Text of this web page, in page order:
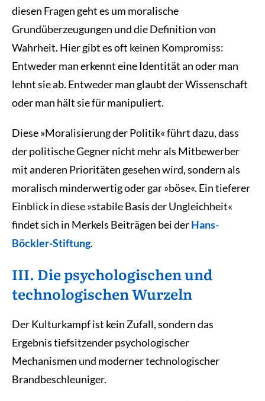
diesen Fragen geht es um moralische
Grundüberzeugungen und die Definition von
Wahrheit. Hier gibt es oft keinen Kompromiss:
Entweder man erkennt eine Identität an oder man
lehnt sie ab. Entweder man glaubt der Wissenschaft
oder man hält sie für manipuliert.
Diese »Moralisierung der Politik« führt dazu, dass
der politische Gegner nicht mehr als Mitbewerber
mit anderen Prioritäten gesehen wird, sondern als
moralisch minderwertig oder gar »böse«. Ein tieferer
Einblick in diese »stabile Basis der Ungleichheit«
findet sich in Merkels Beiträgen bei derHans-
Böckler-Stiftung.
III. Die psychologischen und
technologischen Wurzeln
Der Kulturkampf ist kein Zufall, sondern das
Ergebnis tiefsitzender psychologischer
Mechanismen und moderner technologischer
Brandbeschleuniger.